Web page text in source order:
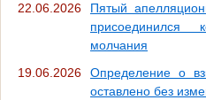
22.06.2026
Пятый
присоединился
молчания
19.06.2026
Определение о
оставлено без